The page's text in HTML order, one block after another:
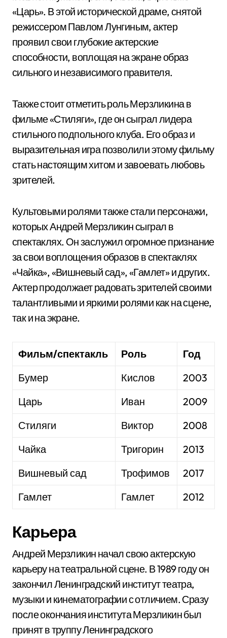
«Царь». В этой исторической драме, снятой
режиссером Павлом Лунгиным, актер
проявил свои глубокие актерские
способности, воплощая на экране образ
сильного и независимого правителя.
Также стоит отметить роль Мерзликина в
фильме «Стиляги», где он сыграл лидера
стильного подпольного клуба. Его образ и
выразительная игра позволили этому фильму
стать настоящим хитом и завоевать любовь
зрителей.
Культовыми ролями также стали персонажи,
которых Андрей Мерзликин сыграл в
спектаклях. Он заслужил огромное признание
за свои воплощения образов в спектаклях
«Чайка», «Вишневый сад», «Гамлет» и других.
Актер продолжает радовать зрителей своими
талантливыми и яркими ролями как на сцене,
так и на экране.
Фильм/спектакль Роль
Год
Бумер
Кислов
2003
Царь
Иван
2009
Стиляги
Виктор
2008
Чайка
Тригорин
2013
Вишневый сад
Трофимов
2017
Гамлет
Гамлет 2012
Карьера
Андрей Мерзликин начал свою актерскую
карьеру на театральной сцене. В 1989 году он
закончил Ленинградский институт театра,
музыки и кинематографии с отличием. Сразу
после окончания института Мерзликин был
принят в труппу Ленинградского